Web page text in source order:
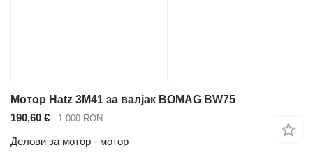
Мотор Hatz 3M41 за валјак BOMAG BW75
190,60 €
1.000 RON
Делови за мотор - мотор